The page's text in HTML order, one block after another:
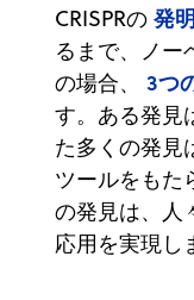
CRISPRの 発明
るまで、ノー
の場合、 3つ
す。ある発見
た多くの発見
ツールをもた
の発見は、人
応用を実現し